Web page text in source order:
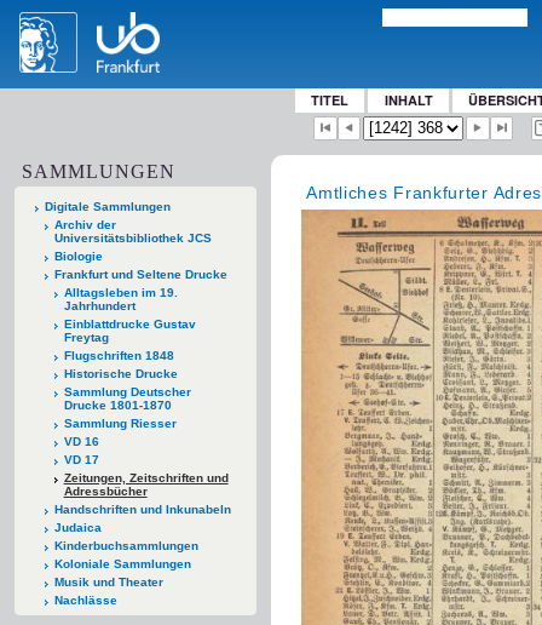
TITEL INHALT
SAMMLUNGEN
Digitale Sammlungen
Archiv der
Universitätsbibliothek JCS
Biologie
Frankfurt und Seltene Drucke
Alltagsleben im 19.
Jahrhundert
Einblattdrucke Gustav
Freytag
Flugschriften 1848
Historische Drucke
Sammlung Deutscher
Drucke 1801-1870
Sammlung Riesser
VD 16
VD 17
Zeitungen, Zeitschriften und
Adressbücher
Handschriften und Inkunabeln
Judaica
Kinderbuchsammlungen
Koloniale Sammlungen
Musik und Theater
Nachlässe
Amtliches Frankfurter